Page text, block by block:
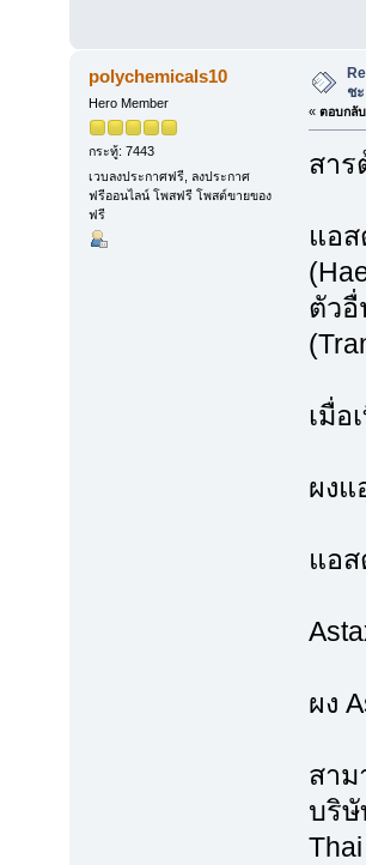
polychemicals10
Hero Member
กระทู้: 7443
เวบลงประกาศฟรี, ลงประกาศ
ฟรีออนไลน์ โพสฟรี โพสต์ขายของ
ฟรี
ช
« ตอบกลั
สา
แอ
ตัวอื่
เมื่
ผงแ
แอส
ผง
สา
บริ